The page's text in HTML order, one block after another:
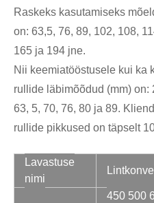
Raskeks kasutamiseks
on: 63,5, 76, 89, 102, 108,
165 ja 194 jne.
Nii keemiatööstusele kui ka
rullide läbimõõdud (mm) on:
63, 5, 70, 76, 80 ja 89.
rullide pikkused on täpselt
Lavastuse
nimi
450 500